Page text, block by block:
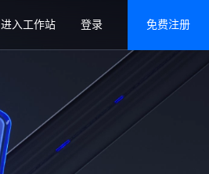
进入工作站 登录 免费注册